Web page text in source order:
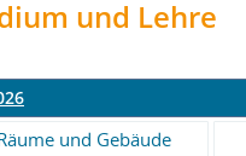
und Lehre
und Gebäude